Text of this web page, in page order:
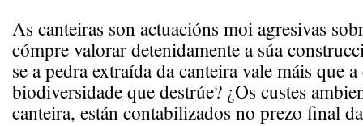
As canteiras son actuacións moi agresivas
cómpre valorar detenidamente a súa
se a pedra extraída da canteira vale máis que
biodiversidade que destrúe? ¿Os custes
canteira, están contabilizados no prezo final